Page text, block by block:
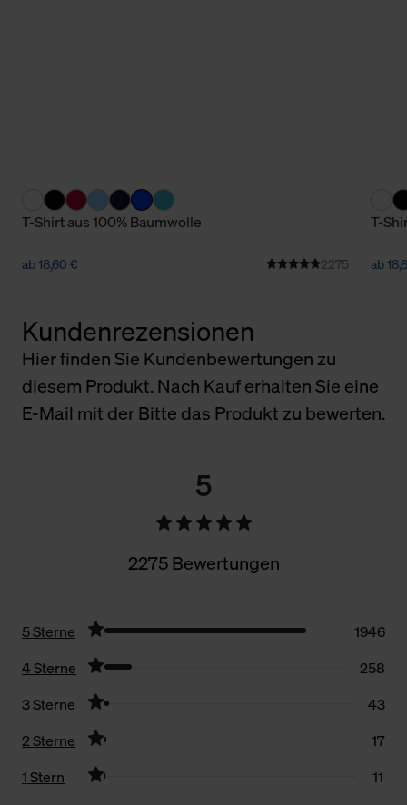
T-Shirt aus 100% Baumwolle
ab 18,60 € 2275
T-
ab
Kundenrezensionen
Hier finden Sie Kundenbewertungen zu
diesem Produkt. Nach Kauf erhalten Sie eine
E-Mail mit der Bitte das Produkt zu bewerten.
5
2275 Bewertungen
5 Sterne
1946
4 Sterne
258
3 Sterne
43
2 Sterne
17
1 Stern
11